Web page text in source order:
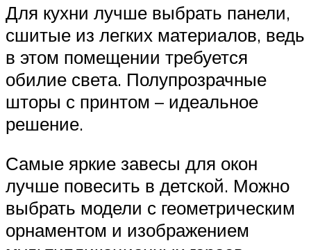
Для кухни лучше выбрать панели,
сшитые из легких материалов, ведь
в этом помещении требуется
обилие света. Полупрозрачные
шторы с принтом – идеальное
решение.
Самые яркие завесы для окон
лучше повесить в детской. Можно
выбрать модели с геометрическим
орнаментом и изображением